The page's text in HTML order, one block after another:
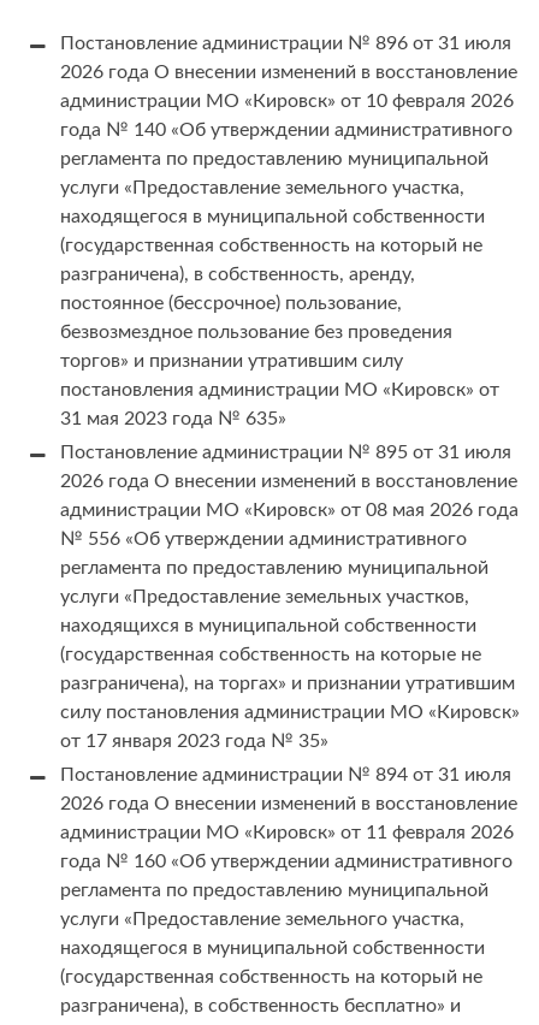
Постановление администрации № 896 от 31 июля
2026 года О внесении изменений в восстановление
администрации МО «Кировск» от 10 февраля 2026
года № 140 «Об утверждении административного
регламента по предоставлению муниципальной
услуги «Предоставление земельного участка,
находящегося в муниципальной собственности
(государственная собственность на который не
разграничена), в собственность, аренду,
постоянное (бессрочное) пользование,
безвозмездное пользование без проведения
торгов» и признании утратившим силу
постановления администрации МО «Кировск» от
31 мая 2023 года № 635»
Постановление администрации № 895 от 31 июля
2026 года О внесении изменений в восстановление
администрации МО «Кировск» от 08 мая 2026 года
№ 556 «Об утверждении административного
регламента по предоставлению муниципальной
услуги «Предоставление земельных участков,
находящихся в муниципальной собственности
(государственная собственность на которые не
разграничена), на торгах» и признании утратившим
силу постановления администрации МО «Кировск»
от 17 января 2023 года № 35»
Постановление администрации № 894 от 31 июля
2026 года О внесении изменений в восстановление
администрации МО «Кировск» от 11 февраля 2026
года № 160 «Об утверждении административного
регламента по предоставлению муниципальной
услуги «Предоставление земельного участка,
находящегося в муниципальной собственности
(государственная собственность на который не
разграничена), в собственность бесплатно» и